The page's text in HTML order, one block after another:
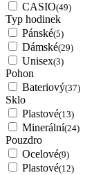
CASIO(49)
Typ hodinek
Pánské(5)
Dámské(29)
Unisex(3)
Pohon
Bateriový(37)
Sklo
Plastové(13)
Minerální(24)
Pouzdro
Ocelové(9)
Plastové(12)